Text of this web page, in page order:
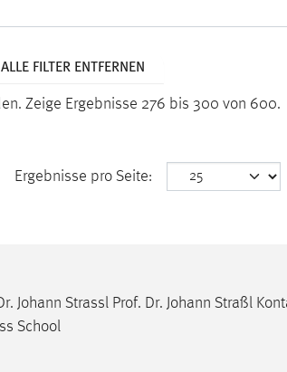
ALLE FILTER ENTFERNEN
Zeige Ergebnisse 276 bis 300 von 600.
Ergebnisse pro Seite:
Johann Strassl Prof. Dr. Johann Straßl
School